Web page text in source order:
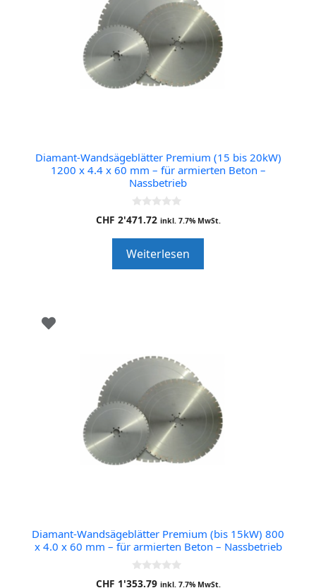
Diamant-Wandsägeblätter Premium (15 bis 20kW)
1200 x 4.4 x 60 mm – für armierten Beton –
Nassbetrieb
0
o
o
f
5
CHF 2'471.72 inkl. 7.7% MwSt.
Weiterlesen
Diamant-Wandsägeblätter Premium (bis 15kW) 800
x 4.0 x 60 mm – für armierten Beton – Nassbetrieb
0
CHF 1'353.79 inkl. 7.7% MwSt.